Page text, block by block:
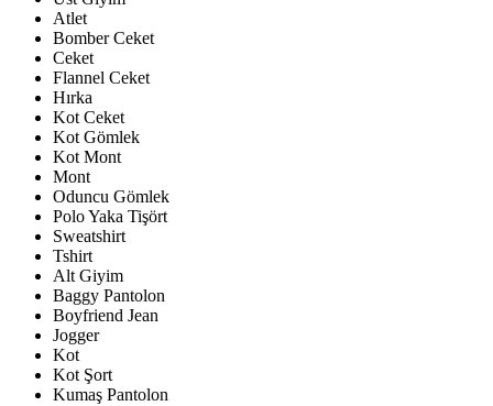
Atlet
Bomber Ceket
Ceket
Flannel Ceket
Hırka
Kot Ceket
Kot Gömlek
Kot Mont
Mont
Oduncu Gömlek
Polo Yaka Tişört
Sweatshirt
Tshirt
Alt Giyim
Baggy Pantolon
Boyfriend Jean
Jogger
Kot
Kot Şort
Kumaş Pantolon